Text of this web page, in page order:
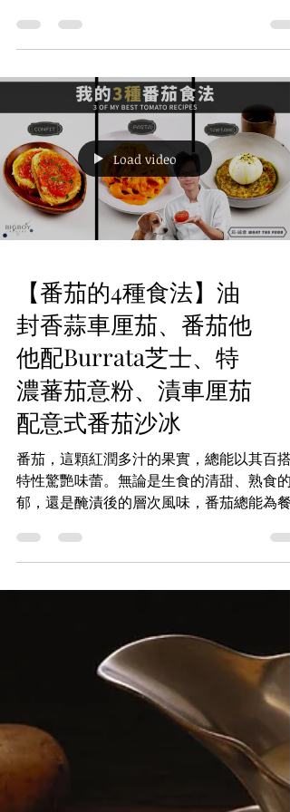
買一小束回家，用了三兩片，剩下的放進雪
櫃，兩天後變成一團黑黑的、軟爛的、還帶
霉味的「遺憾」……這種「倒錢落海」的感
覺，相信不少人都經歷過。今次，我們把香
的世界徹底拆開來看：從分類、用法、儲存
到切法都一次過講清楚。看完之後，你下次
超市看到香草堆，再也不會「唔敢買」了。
香草是甚麼？ 香草（Herbs）主要用植物的
根、種子、樹皮，例如薑、八角、肉桂；而
草則是「葉子派」，靠植物內含的精油來釋
清新芳香。 簡單記一句： 香草 → 清新、層
次、生命力 香料 → 濃烈、暖身、深度 香草
單止讓菜式變得更好吃，還帶來健康小福利
抗氧化、助消化、舒壓，甚至有輕微抗菌作
用。 古埃及人用它防腐，古希臘人拿來當
藥，現代廚房就更離不開它了。 香草
（Herbs）主要用植物的葉、嫩莖，甚至花
增添香氣和風味。 硬香草 vs 軟香草 香草最
出錯的地方，就是「落錯時間」。 我們把香
草分成兩大類，記住這個
【番茄的4種食法】油
封香蒜車厘茄、番茄他
他配Burrata芝士、特
濃蕃茄意粉、漬車厘茄
配意式番茄沙冰
郁，還是醃漬後的層次風味，番茄總能為餐
主角的食譜，從開胃前菜到濃香主菜，帶你
索番茄的無窮魅力。準備好了嗎？讓我們一
走進番茄的世界！ 番茄的季節與挑選秘訣 番
茄雖全年可得，但夏季的陽光讓它們的甜度
風味達到巔峰。挑選時，選擇色澤鮮艷、表
光滑且略帶彈性的番茄，避免過硬或過軟的
實。不同品種的番茄各有特色：車厘茄適合
食或醃漬，Heirloom番茄帶有濃郁果香，